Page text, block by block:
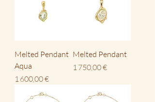
Melted Pendant
Aqua
Prix
1 600,00 €
Melted Pendant
Prix
1 750,00 €